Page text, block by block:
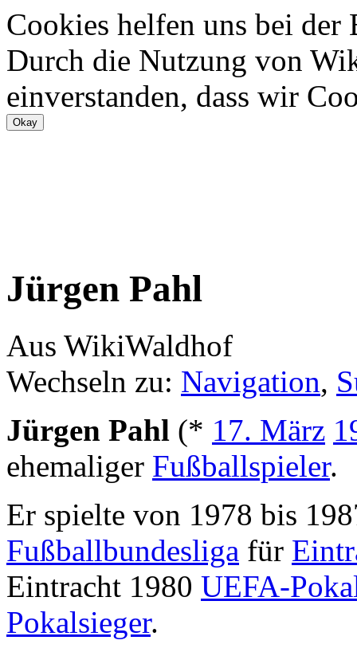
Cookies helfen uns bei
Durch die Nutzung von
einverstanden, dass wir
Jürgen Pahl
Aus WikiWaldhof
Wechseln zu: Navigation,
Jürgen Pahl (* 17. März
ehemaliger Fußballspieler.
Er spielte von 1978 bis
Fußballbundesliga für
Eintracht 1980 UEFA-
Pokalsieger.